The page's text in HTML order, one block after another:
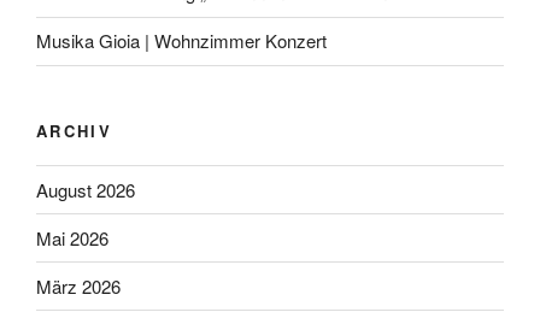
Musika Gioia | Wohnzimmer Konzert
ARCHIV
August 2026
Mai 2026
März 2026